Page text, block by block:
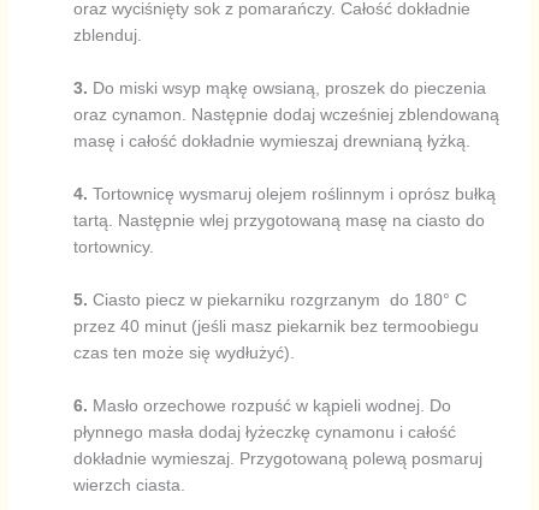
oraz wyciśnięty sok z pomarańczy. Całość dokładnie
zblenduj.
3. Do miski wsyp mąkę owsianą, proszek do pieczenia
oraz cynamon. Następnie dodaj wcześniej zblendowaną
masę i całość dokładnie wymieszaj drewnianą łyżką.
4. Tortownicę wysmaruj olejem roślinnym i oprósz bułką
tartą. Następnie wlej przygotowaną masę na ciasto do
tortownicy.
5. Ciasto piecz w piekarniku rozgrzanym do 180°C
przez 40 minut (jeśli masz piekarnik bez termoobiegu
czas ten może się wydłużyć).
6. Masło orzechowe rozpuść w kąpieli wodnej. Do
płynnego masła dodaj łyżeczkę cynamonu i całość
dokładnie wymieszaj. Przygotowaną polewą posmaruj
wierzch ciasta.